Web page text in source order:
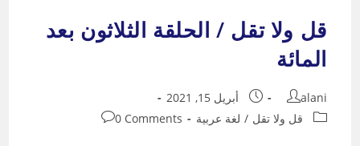
التاسع
قل ولا تقل / الحلقة الثلاثون بعد
المائة
Post
author:
alani
Post
published:
أبريل 15, 2021
Post
قل ولا تقل / لغة عربية
Post
0 Comments